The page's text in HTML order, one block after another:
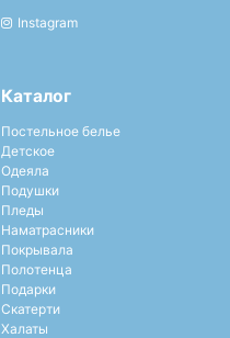
Instagram
Каталог
Постельное белье
Детское
Одеяла
Подушки
Пледы
Наматрасники
Покрывала
Полотенца
Подарки
Скатерти
Халаты